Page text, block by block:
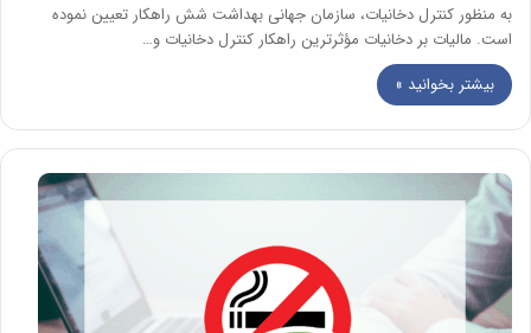
به منظور کنترل دخانیات، سازمان جهانی بهداشت شش راهکار تعیین نموده
است. مالیات بر دخانيات مؤثرترین راهکار کنترل دخانیات و…
بیشتر بخوانید »